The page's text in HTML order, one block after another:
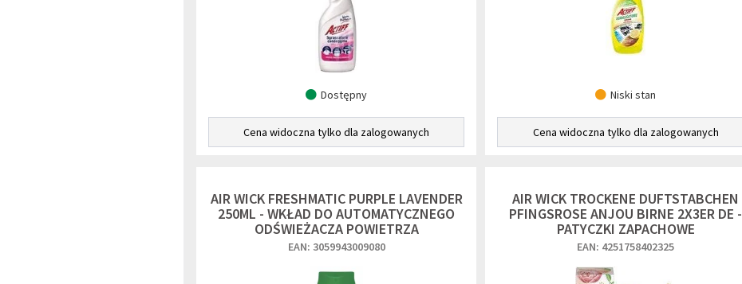
Dostępny
Cena widoczna tylko dla zalogowanych
Niski stan
Cena widoczna tylko dla zalogowanych
AIR WICK FRESHMATIC PURPLE LAVENDER
250ML - WKŁAD DO AUTOMATYCZNEGO
ODŚWIEŻACZA POWIETRZA
EAN: 3059943009080
AIR WICK TROCKENE DUFTSTABCHEN
PFINGSROSE ANJOU BIRNE 2X3ER DE -
PATYCZKI ZAPACHOWE
EAN: 4251758402325